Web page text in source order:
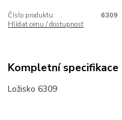
Číslo produktu:
6309
Hlídat cenu / dostupnost
Kompletní specifikace
Ložisko 6309